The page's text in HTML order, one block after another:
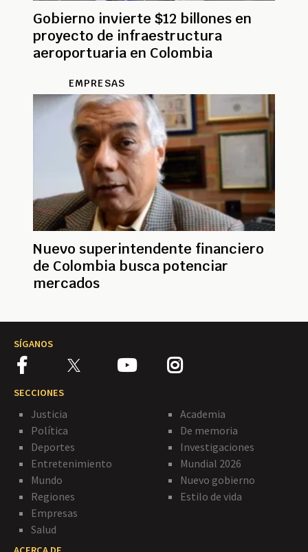
Gobierno invierte $12 billones en
proyecto de infraestructura
aeroportuaria en Colombia
EMPRESAS
Nuevo superintendente financiero
de Colombia busca potenciar
mercados
SÍGANOS
SECCIONES
Justicia
Política
Deportes
Entretenimiento
Mundo
Regiones
Empresas
Salud
Academia
De memoria
Investigaciones
Mundial 2026
Nuevo gobierno
Estilo de vida